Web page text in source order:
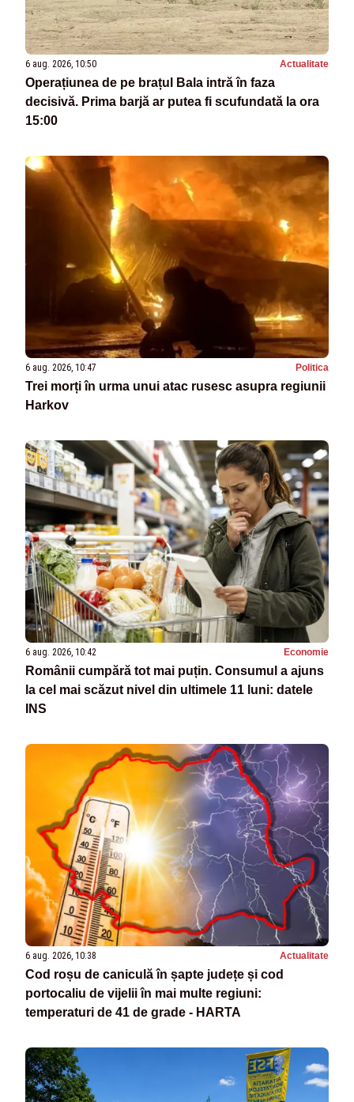
6 aug. 2026, 10:50 Actualitate
Operațiunea de pe brațul Bala intră în faza
decisivă. Prima barjă ar putea fi scufundată la ora
15:00
6 aug. 2026, 10:47 Politica
Trei morți în urma unui atac rusesc asupra regiunii
Harkov
6 aug. 2026, 10:42 Economie
Românii cumpără tot mai puțin. Consumul a ajuns
la cel mai scăzut nivel din ultimele 11 luni: datele
INS
6 aug. 2026, 10:38 Actualitate
Cod roșu de caniculă în șapte județe și cod
portocaliu de vijelii în mai multe regiuni:
temperaturi de 41 de grade - HARTA